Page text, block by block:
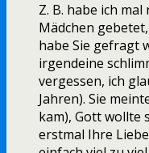
Z. B. habe ich
Mädchen
habe Sie gefragt
irgendeine
vergessen, ich
Jahren). Sie
kam), Gott wollte
erstmal Ihre